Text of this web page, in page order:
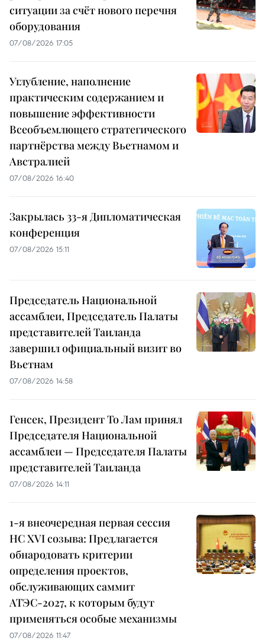
ситуации за счёт нового перечня
оборудования
07/08/2026 17:05
Углубление, наполнение
практическим содержанием и
повышение эффективности
Всеобъемлющего стратегического
партнёрства между Вьетнамом и
Австралией
07/08/2026 16:40
Закрылась 33-я Дипломатическая
конференция
07/08/2026 15:11
Председатель Национальной
ассамблеи, Председатель Палаты
представителей Таиланда
завершил официальный визит во
Вьетнам
07/08/2026 14:58
Генсек, Президент То Лам принял
Председателя Национальной
ассамблеи — Председателя Палаты
представителей Таиланда
07/08/2026 14:11
1-я внеочередная первая сессия
НС XVI созыва: Предлагается
обнародовать критерии
определения проектов,
обслуживающих саммит
АТЭС-2027, к которым будут
применяться особые механизмы
07/08/2026 11:47